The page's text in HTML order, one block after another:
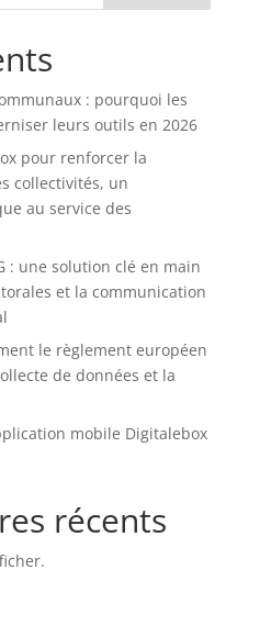
: pourquoi les
leurs outils en 2026
pour renforcer la
collectivités, un
au service des
: une solution clé en main
et la communication
le règlement européen
de données et la
mobile Digitalebox
récents